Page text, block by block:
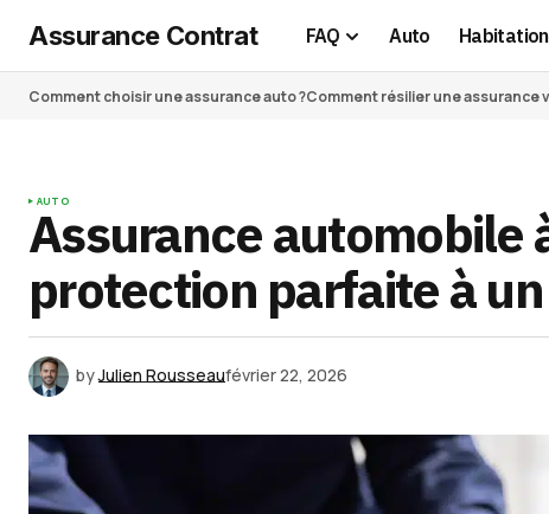
Assurance Contrat FAQ Auto Habitation
Comment choisir une assurance auto ?Comment résilier une assurance
AUTO
Assurance automobile
protection parfaite à
byJulien Rousseaufévrier 22, 2026